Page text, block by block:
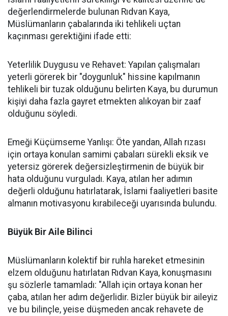
değerlendirmelerde bulunan Rıdvan Kaya,
Müslümanların çabalarında iki tehlikeli uçtan
kaçınması gerektiğini ifade etti:
Yeterlilik Duygusu ve Rehavet: Yapılan çalışmaları
yeterli görerek bir "doygunluk" hissine kapılmanın
tehlikeli bir tuzak olduğunu belirten Kaya, bu durumun
kişiyi daha fazla gayret etmekten alıkoyan bir zaaf
olduğunu söyledi.
Emeği Küçümseme Yanlışı: Öte yandan, Allah rızası
için ortaya konulan samimi çabaları sürekli eksik ve
yetersiz görerek değersizleştirmenin de büyük bir
hata olduğunu vurguladı. Kaya, atılan her adımın
değerli olduğunu hatırlatarak, İslami faaliyetleri basite
almanın motivasyonu kırabileceği uyarısında bulundu.
Büyük Bir Aile Bilinci
Müslümanların kolektif bir ruhla hareket etmesinin
elzem olduğunu hatırlatan Rıdvan Kaya, konuşmasını
şu sözlerle tamamladı: "Allah için ortaya konan her
çaba, atılan her adım değerlidir. Bizler büyük bir aileyiz
ve bu bilinçle, yeise düşmeden ancak rehavete de